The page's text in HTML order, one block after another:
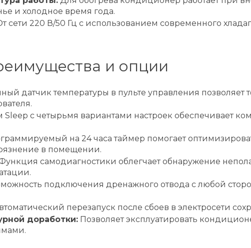
и холодное время года.
сети 220 В/50 Гц с использованием современного
и опции
датчик температуры в пульте управления
с четырьмя вариантами настроек обеспечивает
на 24 часа таймер помогает
в помещении.
самодиагностики облегчает обнаружение
подключения дренажного отвода с любой
перезапуск после сбоев в электросети
доработки:Позволяет эксплуатировать